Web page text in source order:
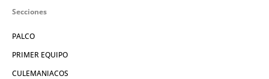
Secciones
PALCO
PRIMER EQUIPO
CULEMANIACOS